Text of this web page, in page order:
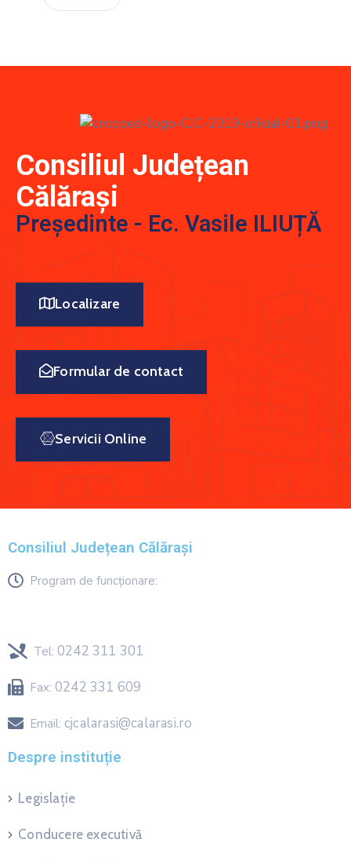
Consiliul Județean
Călărași
Președinte - Ec. Vasile ILIUȚĂ
Localizare
Formular de contact
Servicii Online
Consiliul Județean Călărași
Program de funcționare:
Tel: 0242 311 301
Fax: 0242 331 609
Email: cjcalarasi@calarasi.ro
Despre instituție
Legislație
Conducere executivă